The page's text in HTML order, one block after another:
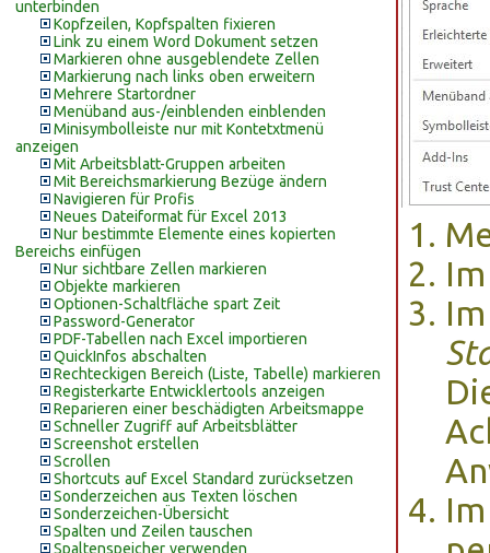
unterbinden
Kopfzeilen, Kopfspalten fixieren
Link zu einem Word Dokument setzen
Markieren ohne ausgeblendete Zellen
Markierung nach links oben erweitern
Mehrere Startordner
Menüband aus-/einblenden einblenden
Minisymbolleiste nur mit Kontetxtmenü
anzeigen
Mit Arbeitsblatt-Gruppen arbeiten
Mit Bereichsmarkierung Bezüge ändern
Navigieren für Profis
Neues Dateiformat für Excel 2013
Nur bestimmte Elemente eines kopierten
Bereichs einfügen
Nur sichtbare Zellen markieren
Objekte markieren
Optionen-Schaltfläche spart Zeit
Password-Generator
PDF-Tabellen nach Excel importieren
QuickInfos abschalten
Rechteckigen Bereich (Liste, Tabelle) markieren
Registerkarte Entwicklertools anzeigen
Reparieren einer beschädigten Arbeitsmappe
Schneller Zugriff auf Arbeitsblätter
Screenshot erstellen
Scrollen
Shortcuts auf Excel Standard zurücksetzen
Sonderzeichen aus Texten löschen
Sonderzeichen-Übersicht
Spalten und Zeilen tauschen
Spaltenspeicher verwenden